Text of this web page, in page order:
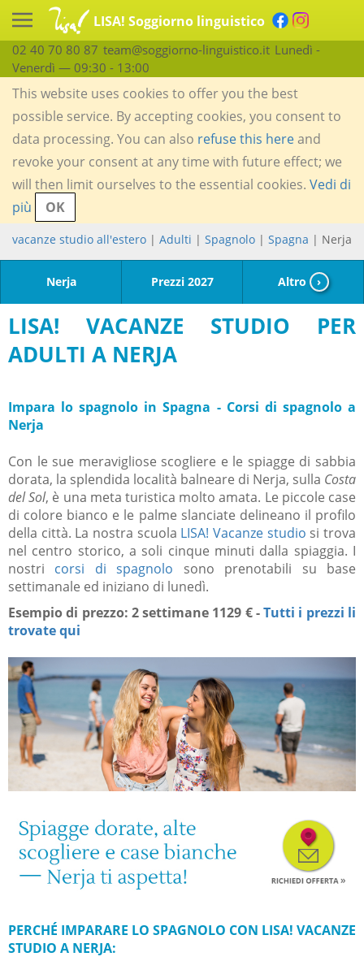
LISA! Soggiorno linguistico
02 40 70 80 87 team@soggiorno-linguistico.it Lunedì -
Venerdì — 09:30 - 13:00
This website uses cookies to offer you the best
possible service. By accepting cookies, you consent to
data processing. You can also refuse this hereand
revoke your consent at any time with future effect; we
will then limit ourselves to the essential cookies. Vedi di
più
OK
vacanze studio all'estero | Adulti | Spagnolo | Spagna | Nerja
Nerja Prezzi 2027 Altro ›
LISA! VACANZE STUDIO PER
ADULTI A NERJA
Impara lo spagnolo in Spagna - Corsi di spagnolo a
Nerja
Con le sue meravigliose scogliere e le spiagge di sabbia
dorata, la splendida località balneare di Nerja, sulla Costa
del Sol, è una meta turistica molto amata. Le piccole case
di colore bianco e le palme slanciate delineano il profilo
della città. La nostra scuola LISA! Vacanze studio si trova
nel centro storico, a soli cinque minuti dalla spiaggia. I
nostri corsi di spagnolo sono prenotabili su base
settimanale ed iniziano di lunedì.
Esempio di prezzo: 2 settimane 1129 € -Tutti i prezzi li
trovate qui
PERCHÉ IMPARARE LO SPAGNOLO CON LISA! VACANZE
STUDIO A NERJA: